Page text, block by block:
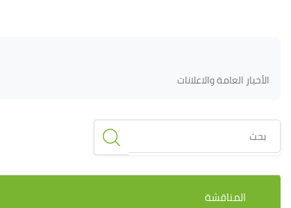
الأخبار العامة والاعلانات
بحث
قائمة المناقشات. يتم إظهار 1 من 1 مناقشة/مناقشات.
المناقشة